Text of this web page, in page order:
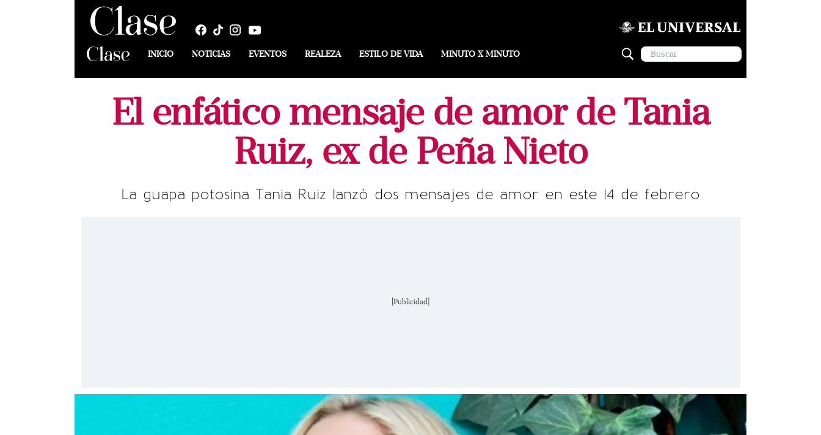
INICIO NOTICIAS EVENTOS REALEZA ESTILO DE VIDA MINUTO X MINUTO
El enfático mensaje de amor de Tania
Ruiz, ex de Peña Nieto
La guapa potosina Tania Ruiz lanzó dos mensajes de amor en este 14 de febrero
[Publicidad]